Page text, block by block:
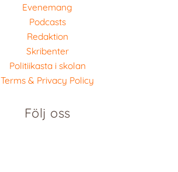
Evenemang
Podcasts
Redaktion
Skribenter
Politiikasta i skolan
Terms & Privacy Policy
Följ oss